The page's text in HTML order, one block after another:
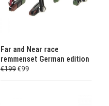
Far and Near race
remmenset German edition
€199€99